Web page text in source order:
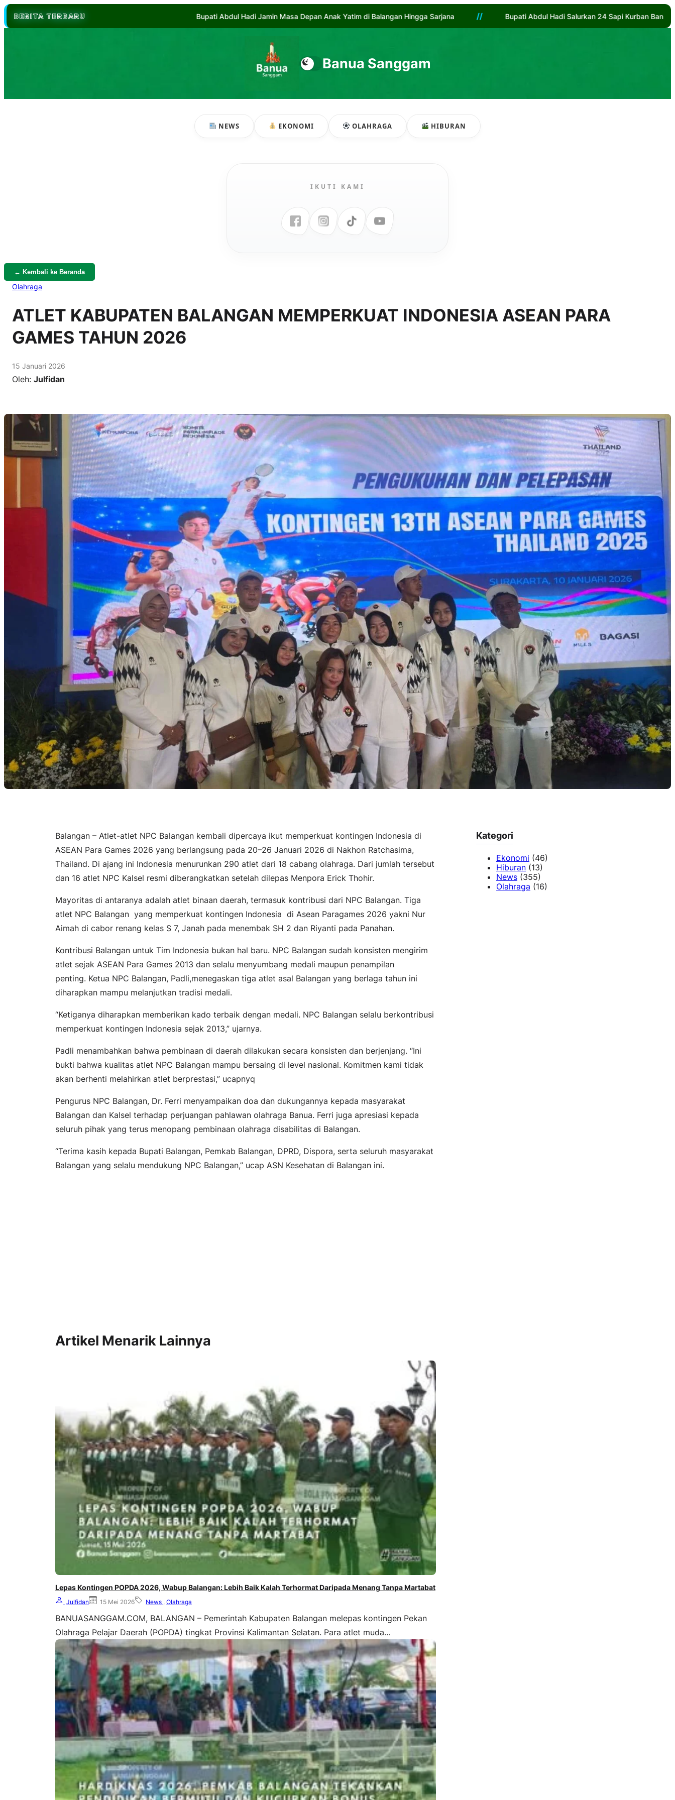
BERITA TERBARU Bupati Abdul Hadi Jamin Masa Depan Anak Yatim di Balangan Hingga Sarjana // Bupati Abdul Hadi Salurkan 24 Sapi Kurban Bank Kalsel // Sikat Inflasi
Banua Sanggam
NEWS EKONOMI OLAHRAGA HIBURAN
IKUTI KAMI
← Kembali ke Beranda
Olahraga
ATLET KABUPATEN BALANGAN MEMPERKUAT INDONESIA ASEAN PARA
GAMES TAHUN 2026
15 Januari 2026
Oleh: Julfidan
Balangan – Atlet-atlet NPC Balangan kembali dipercaya ikut memperkuat kontingen Indonesia di
ASEAN Para Games 2026 yang berlangsung pada 20–26 Januari 2026 di Nakhon Ratchasima,
Thailand. Di ajang ini Indonesia menurunkan 290 atlet dari 18 cabang olahraga. Dari jumlah tersebut
dan 16 atlet NPC Kalsel resmi diberangkatkan setelah dilepas Menpora Erick Thohir.
Mayoritas di antaranya adalah atlet binaan daerah, termasuk kontribusi dari NPC Balangan. Tiga
atlet NPC Balangan yang memperkuat kontingen Indonesia di Asean Paragames 2026 yakni Nur
Aimah di cabor renang kelas S 7, Janah pada menembak SH 2 dan Riyanti pada Panahan.
Kontribusi Balangan untuk Tim Indonesia bukan hal baru. NPC Balangan sudah konsisten mengirim
atlet sejak ASEAN Para Games 2013 dan selalu menyumbang medali maupun penampilan
penting. Ketua NPC Balangan, Padli,menegaskan tiga atlet asal Balangan yang berlaga tahun ini
diharapkan mampu melanjutkan tradisi medali.
“Ketiganya diharapkan memberikan kado terbaik dengan medali. NPC Balangan selalu berkontribusi
memperkuat kontingen Indonesia sejak 2013,” ujarnya.
Padli menambahkan bahwa pembinaan di daerah dilakukan secara konsisten dan berjenjang. “Ini
bukti bahwa kualitas atlet NPC Balangan mampu bersaing di level nasional. Komitmen kami tidak
akan berhenti melahirkan atlet berprestasi,” ucapnyq
Pengurus NPC Balangan, Dr. Ferri menyampaikan doa dan dukungannya kepada masyarakat
Balangan dan Kalsel terhadap perjuangan pahlawan olahraga Banua. Ferri juga apresiasi kepada
seluruh pihak yang terus menopang pembinaan olahraga disabilitas di Balangan.
“Terima kasih kepada Bupati Balangan, Pemkab Balangan, DPRD, Dispora, serta seluruh masyarakat
Balangan yang selalu mendukung NPC Balangan,” ucap ASN Kesehatan di Balangan ini.
Artikel Menarik Lainnya
Lepas Kontingen POPDA 2026, Wabup Balangan: Lebih Baik Kalah Terhormat Daripada Menang Tanpa Martabat
Julfidan 15 Mei 2026 News , Olahraga
BANUASANGGAM.COM, BALANGAN – Pemerintah Kabupaten Balangan melepas kontingen Pekan
Olahraga Pelajar Daerah (POPDA) tingkat Provinsi Kalimantan Selatan. Para atlet muda…
Kategori
Ekonomi (46)
Hiburan (13)
News (355)
Olahraga (16)